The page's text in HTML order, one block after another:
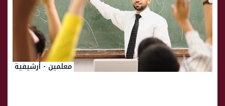
معلمين - أرشيفية